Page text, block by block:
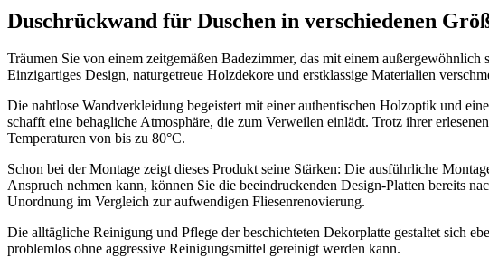
Duschrückwand für Duschen in verschiedenen
Träumen Sie von einem zeitgemäßen Badezimmer, das mit einem
Einzigartiges Design, naturgetreue Holzdekore und erstklassige Materialien
Die nahtlose Wandverkleidung begeistert mit einer authentischen Holzoptik und
schafft eine behagliche Atmosphäre, die zum Verweilen einlädt. Trotz ihrer
Temperaturen von bis zu 80°C.
Schon bei der Montage zeigt dieses Produkt seine Stärken: Die ausführliche
Anspruch nehmen kann, können Sie die beeindruckenden Design-Platten bereits
Unordnung im Vergleich zur aufwendigen Fliesenrenovierung.
Die alltägliche Reinigung und Pflege der beschichteten Dekorplatte gestaltet sich
problemlos ohne aggressive Reinigungsmittel gereinigt werden kann.